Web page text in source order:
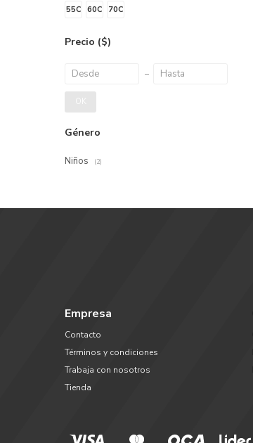
55C 60C 70C
Precio ($)
OK
Género
Niños (2)
Empresa
Contacto
Términos y condiciones
Trabaja con nosotros
Tienda